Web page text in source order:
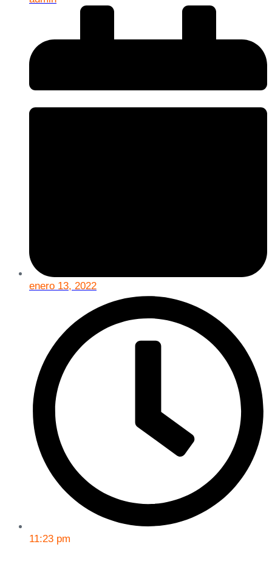
enero 13, 2022
11:23 pm